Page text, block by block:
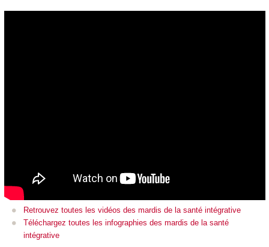
Retrouvez toutes les vidéos des mardis de la santé intégrative
Téléchargez toutes les infographies des mardis de la santé
intégrative